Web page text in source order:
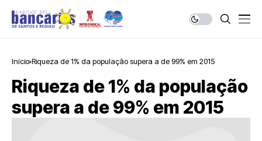
Início Riqueza de 1% da população supera a de 99% em 2015
Riqueza de 1% da população
supera a de 99% em 2015